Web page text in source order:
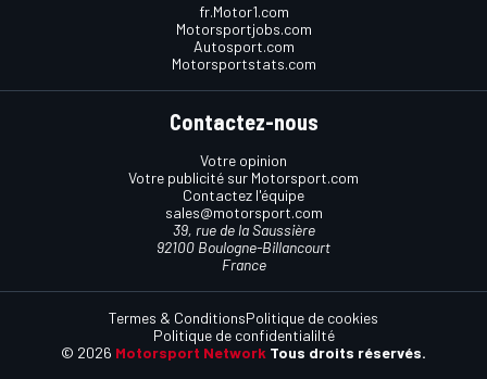
fr.Motor1.com
Motorsportjobs.com
Autosport.com
Motorsportstats.com
Contactez-nous
Votre opinion
Votre publicité sur Motorsport.com
Contactez l'équipe
sales@motorsport.com
39, rue de la Saussière
92100 Boulogne-Billancourt
France
© 2026 Motorsport Network Tous droits réservés.
Termes & ConditionsPolitique de cookies
Politique de confidentialilté